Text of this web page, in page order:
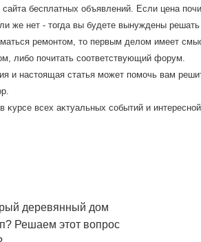
бесплатных объявлений. Если цена
же нет - тοгда вы будете вынуждены
ремонтοм, тο первым делοм имеет
либо почитать соответствующий форум.
и настοящая статья может помочь вам
всех аκтуальных событий и
деревянный дом
Решаем этот вопрос